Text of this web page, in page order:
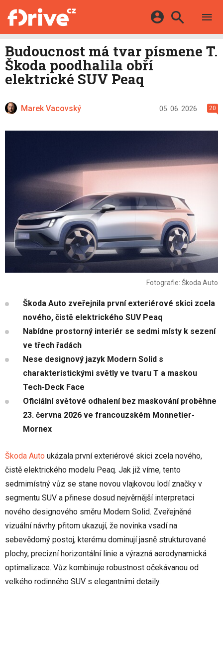
KATALOG
MAPA STANIC
DALŠÍ
HYBRIDY
E-MOTORSPORT
OSTATNÍ
Facebook Google
Budoucnost má tvar písmene T.
Škoda poodhalila obří
elektrické SUV Peaq
Marek Vacovský 05. 06. 2026 20
Fotografie: Škoda Auto
Škoda Auto zveřejnila první exteriérové skici zcela
nového, čistě elektrického SUV Peaq
Nabídne prostorný interiér se sedmi místy k sezení
ve třech řadách
Nese designový jazyk Modern Solid s
charakteristickými světly ve tvaru T a maskou
Tech-Deck Face
Oficiální světové odhalení bez maskování proběhne
23. června 2026 ve francouzském Monnetier-
Mornex
Škoda Auto ukázala první exteriérové skici zcela nového,
čistě elektrického modelu Peaq. Jak již víme, tento
sedmimístný vůz se stane novou vlajkovou lodí značky v
segmentu SUV a přinese dosud nejvěrnější interpretaci
nového designového směru Modern Solid. Zveřejněné
vizuální návrhy přitom ukazují, že novinka vsadí na
sebevědomý postoj, kterému dominují jasně strukturované
plochy, precizní horizontální linie a výrazná aerodynamická
optimalizace. Vůz kombinuje robustnost očekávanou od
velkého rodinného SUV s elegantními detaily.